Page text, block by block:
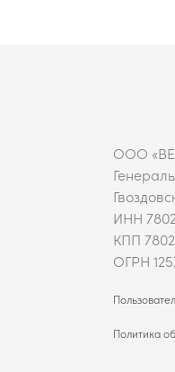
ООО
ИНН
КПП
ОГРН
Политика